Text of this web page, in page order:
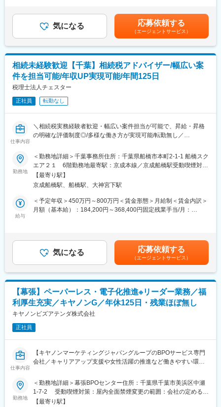
・誰もが知る有名メーカーのパートナーとして、プロジェクトの
中心に立ち、舵を握る存在です。仕様の調整や関係部署との連携
など、与えられる裁量は大きく、全体の進行を担うやりがいがあ
ります。
・中国・中米・南米・東欧などに生産拠点を構える当社。コスト
競争力に加え、確かな技術力と付加価値の高い製品づくりで、信
頼を積み重ねてきました。
変更の範囲：会社の定める業務
・外国特許事務所からの問合せへの対応業務
・翻訳関連業務（委託業者の管理、技術者との連絡業務）
・ポートフォリオ管理業務（帰属情報・名義情報等の特許リスト
・経費関連業務（請求書処理等）
■当社の魅力：
・シャープ株式会社の知財部門が分社化する形で設立されたシャ
ープの知財子会社です。
・提携会社の米国、中国、および台湾における専門家と連携し、
日本、中国、米国、台湾などの顧客に対し、プロフェッショナル
な知的財産ワンストップサービスを展開しています。
・福利厚生面等は基本的にシャープ株式会社に準じた制度となっ
ています。
１４時）が導入されています。
■当社について：
・シャープが生み出してきた、数々の製品を支える知的財産権の
新的な知財サービスを提供することで、飛躍的かつ無限に成長し
ていきます。
変更の範囲：会社の定める業務
金額であり、選考を通じて上下する可能性があります。月給(月額)
は固定手当を含めた表記です。
気になる 応募依頼する
（エージェントサービス）
相続未経験歓迎【千葉】相続税アドバイザー/幅広い案
件を担当可能/年収UP実現可能/年間125日
税理士法人チェスター
正社員 転勤なし
仕事内容
＼相続税実務経験者歓迎・幅広い案件担当が可能で、昇給・昇格
の明確な評価制度◎/多様な働き方が実現可能/転勤無し／
■職務概要
相続税に特化した、当法人の相続税申告業務の初回面談から申告
までの一連の取り纏め業務をお任せいたします。当法人では、資
格の有無にかかわらず、ご本人様の意欲・要望によって案件差配
など行っており、様々な案件の担当が可能です。
■職務詳細
で相続税業務未経験者でも安心です。
▼相続税顧問業務
相続税申告業務の初回面談から申告までの一連の取り纏め業務
▼案件進捗管理（予算・実績）
※新規顧客の開拓に関しては、別の営業部隊が行います。
＜ご入社後の流れ＞
まずは相続税の基本知識を習得しながら、相続のプロフェッショ
ナルとして成長するための基礎を固めます。
基本的にOJTにて進み、4～6か月で独り立ちいただけるようフォ
ローします。社内データベースで今まで取り扱った案件を確認で
きたり、国税庁のOBに直接質問できる環境で、わからないことが
あれば社内で解決できる環境を整えています。
▼キャリアアップ
業界ならではの、有資格者にやりがいのある仕事を差配するなど
は当社では一切なく、資格の有無にかかわらずご本人様の志向性
勤務地
＜勤務地詳細＞千葉事務所住所：千葉県船橋市本町2-1-1 船橋スク
エア２１ 6階勤務地最寄駅：京成本線／京成船橋駅受動喫煙対
策：敷地内全面禁煙変更の範囲：会社の定める事業所
【最寄り駅】
京成船橋駅、船橋駅、大神宮下駅
給与
＜予定年収＞450万円～800万円＜賃金形態＞月給制＜賃金内訳＞
月額（基本給）：184,200円～368,400円固定残業手当/月：
給与は経験・能力に応じて相談■賞与（年2回）※決算賞与は事務
所の決算時の収益と、人事評価をもとに決定※上記の他に各種イン
センティブが発生した場合は都度特別賞与で支給■モデル年収1年
目450万円3年目570万円5年目830万円（部長昇格）6年目1,100万
円賃金はあくまでも目安の金額であり、選考を通じて上下する可
能性があります。月給(月額)は固定手当を含めた表記です。
気になる 応募依頼する
（エージェントサービス）
【幕張】ペーパーレス・電子化推進※リーダー業務／福
利厚生充実／キヤノンG／年休125日・残業ほぼ無し
キヤノンビズアテンダ株式会社
正社員
仕事内容
【キヤノンマーケティングジャパングループのBPOサービス専門
会社／キャリアアップ支援や女性活躍の推進など働きやすい環境
お客様から依頼されたドキュメントの電子化を行う部署で、プロ
ジェクトの管理、オペレーターの管理、納品データのチェックな
どにおけるリーダー業務を行っていただきます。
勤務地
＜勤務地詳細＞幕張BPOセンター住所：千葉県千葉市美浜区中瀬
1-7-2 受動喫煙対策：屋内全面禁煙変更の範囲：会社の定める事
業所（リモートワーク含む）
【最寄り駅】